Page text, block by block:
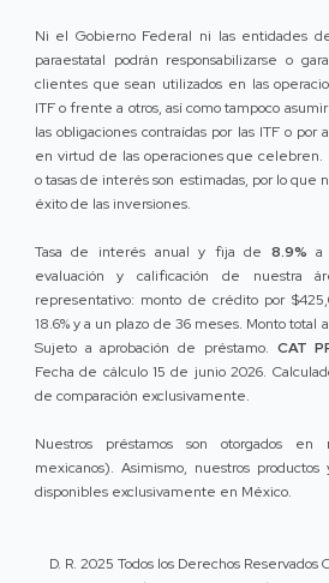
Ni el Gobierno Federal ni las entidades
paraestatal podrán responsabilizarse o
clientes que sean utilizados en las
ITF o frente a otros, así como tampoco
las obligaciones contraídas por las ITF o
en virtud de las operaciones que celebren.
o tasas de interés son estimadas, por lo que
éxito de las inversiones.
Tasa de interés anual y fija de 8.9% a
evaluación y calificación de nuestra
representativo: monto de crédito por
18.6% y a un plazo de 36 meses. Monto total
Sujeto a aprobación de préstamo. CAT
Fecha de cálculo 15 de junio 2026.
de comparación exclusivamente.
Nuestros préstamos son otorgados en
mexicanos). Asimismo, nuestros
disponibles exclusivamente en México.
D. R. 2025 Todos los Derechos